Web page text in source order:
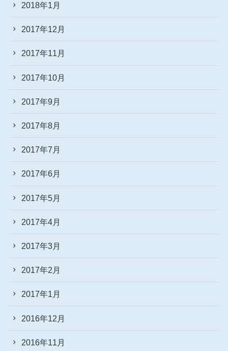
2018年1月
2017年12月
2017年11月
2017年10月
2017年9月
2017年8月
2017年7月
2017年6月
2017年5月
2017年4月
2017年3月
2017年2月
2017年1月
2016年12月
2016年11月